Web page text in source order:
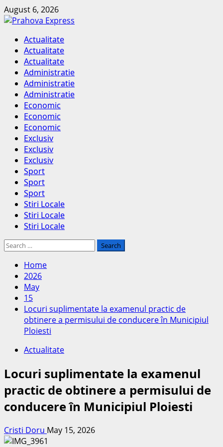
Skip
to
August 6, 2026
Primary
Menu
Actualitate
Actualitate
Actualitate
Administratie
Administratie
Administratie
Economic
Economic
Economic
Exclusiv
Exclusiv
Exclusiv
Sport
Sport
Sport
Stiri Locale
Stiri Locale
Stiri Locale
Search
Home
2026
May
15
Locuri suplimentate la examenul practic de
obtinere a permisului de conducere în Municipiul
Ploiesti
Actualitate
Locuri suplimentate la examenul
practic de obtinere a permisului de
conducere în Municipiul Ploiesti
Cristi Doru May 15, 2026